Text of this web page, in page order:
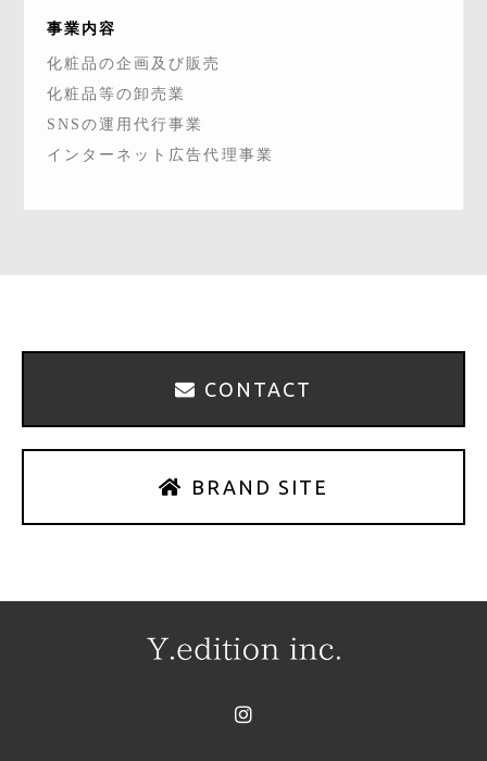
事業内容
化粧品の企画及び販売
化粧品等の卸売業
SNSの運用代行事業
インターネット広告代理事業
CONTACT
BRAND SITE